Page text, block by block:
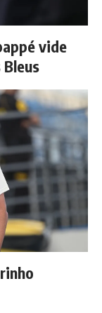
vide